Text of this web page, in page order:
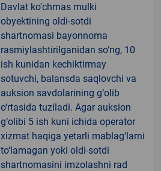
Davlat ko'chmas mulki
obyektining oldi-sotdi
shartnomasi bayonnoma
rasmiylashtirilganidan so‘ng, 10
ish kunidan kechiktirmay
sotuvchi, balansda saqlovchi va
auksion savdolarining g‘olib
o‘rtasida tuziladi. Agar auksion
g‘olibi 5 ish kuni ichida operator
xizmat haqiga yetarli mablag‘larni
to‘lamagan yoki oldi-sotdi
shartnomasini imzolashni rad